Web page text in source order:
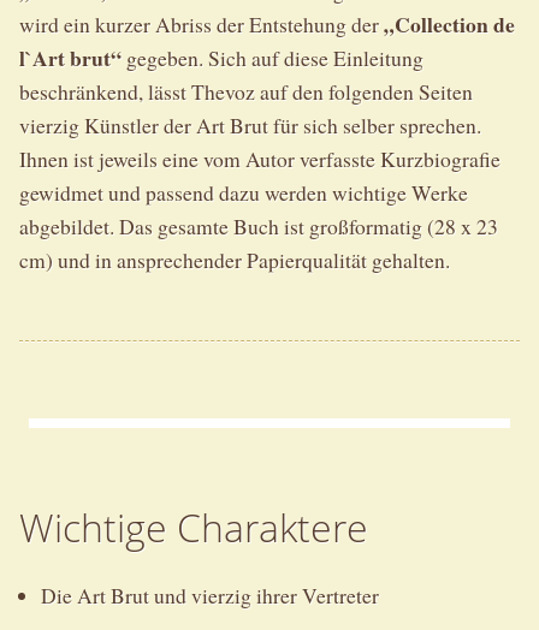
wird ein kurzer Abriss der Entstehung der„Collection de
l`Art brut“ gegeben. Sich auf diese Einleitung
beschränkend, lässt Thevoz auf den folgenden Seiten
vierzig Künstler der Art Brut für sich selber sprechen.
Ihnen ist jeweils eine vom Autor verfasste Kurzbiografie
gewidmet und passend dazu werden wichtige Werke
abgebildet. Das gesamte Buch ist großformatig (28 x 23
cm) und in ansprechender Papierqualität gehalten.
Wichtige Charaktere
Die Art Brut und vierzig ihrer Vertreter